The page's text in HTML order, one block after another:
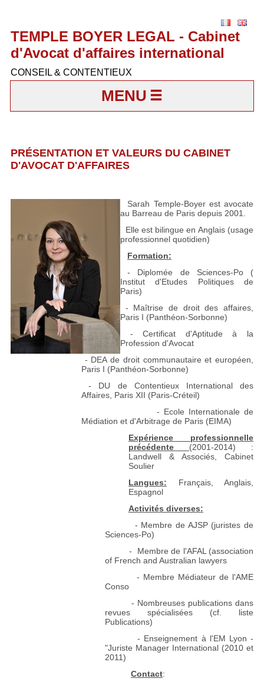
TEMPLE BOYER LEGAL - Cabinet
d'Avocat d'affaires international
CONSEIL & CONTENTIEUX
MENU
PRÉSENTATION ET VALEURS DU CABINET
D'AVOCAT D'AFFAIRES
Sarah Temple-Boyer est avocate
au Barreau de Paris depuis 2001.
Elle est bilingue en Anglais (usage
professionnel quotidien)
Formation:
- Diplomée de Sciences-Po (
Institut d'Etudes Politiques de
Paris)
- Maîtrise de droit des affaires,
Paris I (Panthéon-Sorbonne)
- Certificat d'Aptitude à la
Profession d'Avocat
- DEA de droit communautaire et européen,
Paris I (Panthéon-Sorbonne)
- DU de Contentieux International des
Affaires, Paris XII (Paris-Créteil)
- Ecole Internationale de
Médiation et d'Arbitrage de Paris (EIMA)
Expérience professionnelle
précédente (2001-2014) :
Landwell & Associés, Cabinet
Soulier
Langues: Français, Anglais,
Espagnol
Activités diverses:
- Membre de AJSP (juristes de
Sciences-Po)
- Membre de l'AFAL (association
of French and Australian lawyers
- Membre Médiateur de l'AME
Conso
- Nombreuses publications dans
revues spécialisées (cf. liste
Publications)
- Enseignement à l'EM Lyon -
"Juriste Manager International (2010 et
2011)
Contact: